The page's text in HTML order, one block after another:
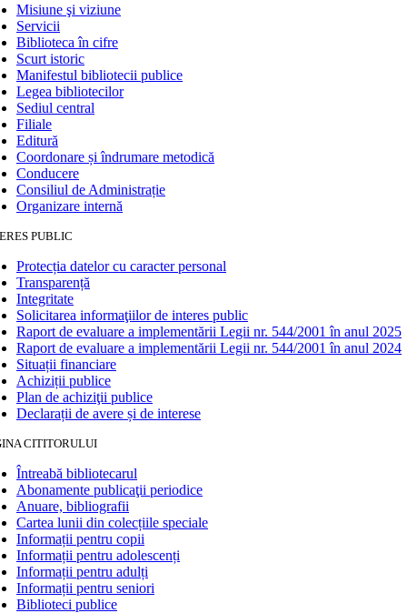
Misiune şi viziune
Servicii
Biblioteca în cifre
Scurt istoric
Manifestul bibliotecii publice
Legea bibliotecilor
Sediul central
Filiale
Editură
Coordonare și îndrumare metodică
Conducere
Consiliul de Administrație
Organizare internă
PUBLIC
Protecția datelor cu caracter personal
Transparență
Integritate
Solicitarea informaţiilor de interes public
Raport de evaluare a implementării Legii nr. 544/2001 în anul 2025
Raport de evaluare a implementării Legii nr. 544/2001 în anul 2024
Situații financiare
Achiziții publice
Plan de achiziţii publice
Declarații de avere și de interese
CITITORULUI
Întreabă bibliotecarul
Abonamente publicaţii periodice
Anuare, bibliografii
Cartea lunii din colecțiile speciale
Informații pentru copii
Informații pentru adolescenți
Informații pentru adulți
Informații pentru seniori
Biblioteci publice